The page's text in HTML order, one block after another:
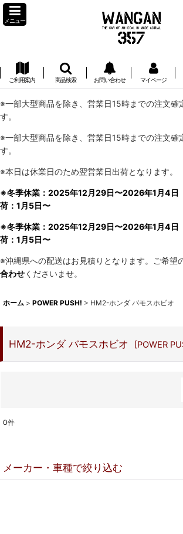
メニュー
ご利用案内 商品検索 お問い合わせ マイページ
※一部大型商品を除き、営業日15時までの注文確
す。
※一部大型商品を除き、営業日15時までの注文確
す。
※本日は休業日のため翌営業日出荷となります。
※冬季休業：2025年12月29日〜2026年1月4日
荷：1月5日〜
※冬季休業：2025年12月29日〜2026年1月4日
荷：1月5日〜
※沖縄県への配送はお見積りとなります。ご希望
合わせくださいませ。
ホーム > POWER PUSH! > HM2-ホンダ バモスホビオ
HM2-ホンダ バモスホビオ [POWER
並び順
0件
メーカー・車種で絞り込む